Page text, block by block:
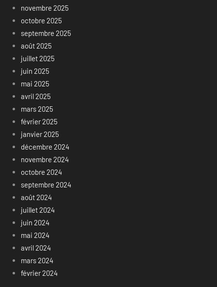
novembre 2025
octobre 2025
septembre 2025
août 2025
juillet 2025
juin 2025
mai 2025
avril 2025
mars 2025
février 2025
janvier 2025
décembre 2024
novembre 2024
octobre 2024
septembre 2024
août 2024
juillet 2024
juin 2024
mai 2024
avril 2024
mars 2024
février 2024